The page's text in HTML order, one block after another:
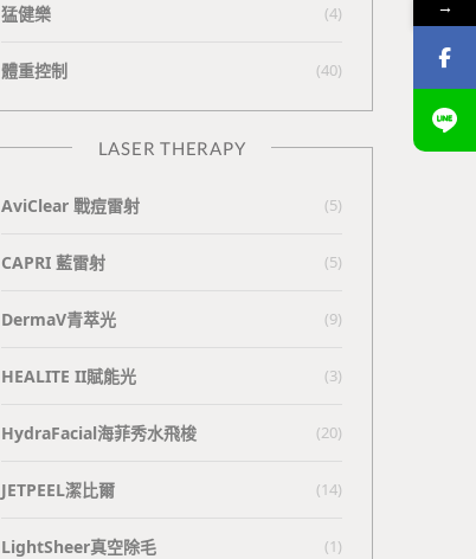
猛健樂 (4)
體重控制 (40)
LASER THERAPY
AviClear 戰痘雷射 (5)
CAPRI 藍雷射 (5)
DermaV青萃光 (9)
HEALITE II賦能光 (3)
HydraFacial海菲秀水飛梭 (20)
JETPEEL潔比爾 (14)
LightSheer真空除毛 (1)
→